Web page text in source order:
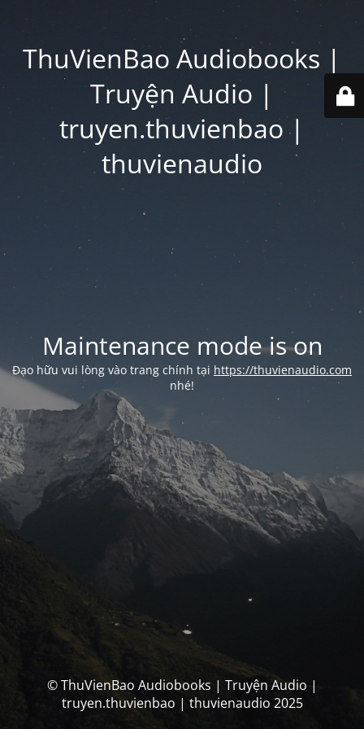
ThuVienBao Audiobooks |
Truyện Audio |
truyen.thuvienbao |
thuvienaudio
Maintenance mode is on
Đạo hữu vui lòng vào trang chính tại https://thuvienaudio.com
nhé!
© ThuVienBao Audiobooks | Truyện Audio |
truyen.thuvienbao | thuvienaudio 2025